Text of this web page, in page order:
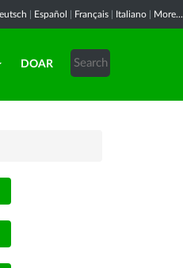
Español Français Italiano More...
DOAR